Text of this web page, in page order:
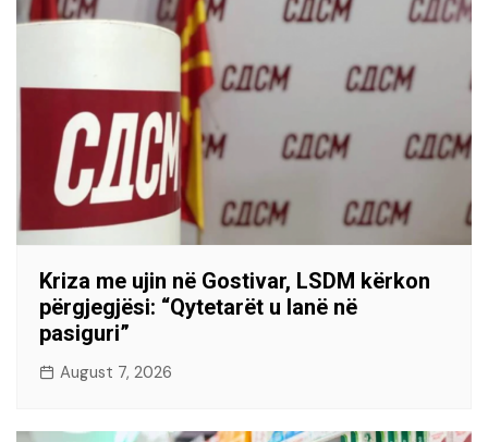
Kriza me ujin në Gostivar, LSDM kërkon
përgjegjësi: “Qytetarët u lanë në
pasiguri”
August 7, 2026